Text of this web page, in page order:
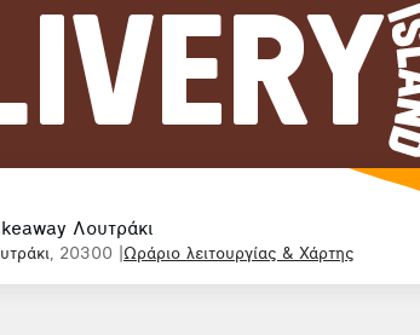
Λουτράκι
, 20300 Ωράριο λειτουργίας & Χάρτης